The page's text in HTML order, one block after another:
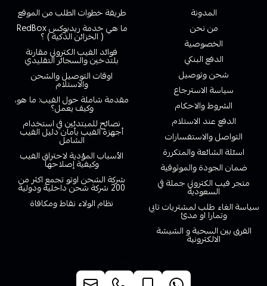
المدونة
من نحن
الخصوصية
الدفع البنكي
شحن وتوصيل
سياسة الاسترجاع
الشروط والاحكام
الدفع عند الاستلام
التواصل والاستفسارات
اسئلة الشائعة والمتكررة
ضمان الجودة والموثوقية
متجر فيب الكتروني جملة في
السعودية
سياسة الغاء طلب لمشتريات تابي
وتمارا او مدئ
الفرق بين السحبة و الشيشة
الالكترونية
طريقة خطوات الطلب من الموقع
ما هي خدمة ريدبوكس RedBox
( الخزائن الذكية ) ؟
فوائد الفيب الكتروني مقارنة
بلتدخين والسجائر التقليدي
اوقات التوصيل والشحن
والاستلام
مقدمة شاملة حول الفيب: ما هو،
وكيف يعمل؟
نصائح للمبتدئين في استخدام
أجهزة الفيب بأمان دليل الفيب
الشامل
الأسباب المؤدية لاحتراق الفيب
وكيفية إصلاحها
شركة الشحن اوتو تجمع اكثر من
200 شركة شحن داخلية ودولية
نظام الولاء نقاط ومكافاة